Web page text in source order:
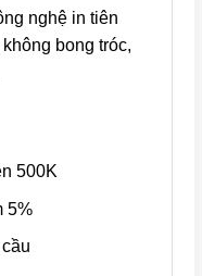
nghệ in tiên
bong tróc,
500K
5%